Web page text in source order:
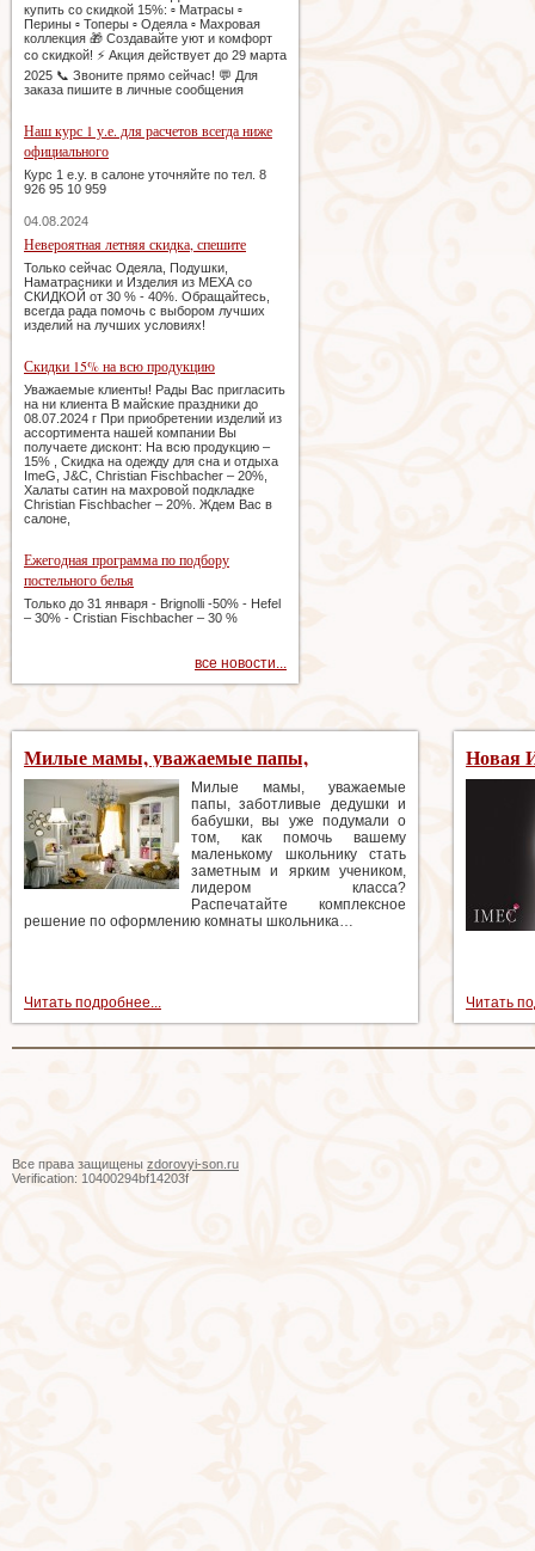
купить со скидкой 15%: ▫️ Матрасы ▫️
Перины ▫️ Топеры ▫️ Одеяла ▫️ Махровая
коллекция 🎁 Создавайте уют и комфорт
со скидкой! ⚡️ Акция действует до 29 марта
2025 📞 Звоните прямо сейчас! 💬 Для
заказа пишите в личные сообщения
Наш курс 1 у.е. для расчетов всегда ниже
официального
Курс 1 e.y. в салоне уточняйте по тел. 8
926 95 10 959
04.08.2024
Невероятная летняя скидка, спешите
Только сейчас Одеяла, Подушки,
Наматрасники и Изделия из МЕХА со
СКИДКОЙ от 30 % - 40%. Обращайтесь,
всегда рада помочь с выбором лучших
изделий на лучших условиях!
Скидки 15% на всю продукцию
Уважаемые клиенты! Рады Вас пригласить
на ни клиента В майские праздники до
08.07.2024 г При приобретении изделий из
ассортимента нашей компании Вы
получаете дисконт: На всю продукцию –
15% , Скидка на одежду для сна и отдыха
ImeG, J&C, Christian Fischbacher – 20%,
Халаты сатин на махровой подкладке
Christian Fischbacher – 20%. Ждем Вас в
салоне,
Ежегодная программа по подбору
постельного белья
Только до 31 января - Brignolli -50% - Hefel
– 30% - Cristian Fischbacher – 30 %
все новости...
Милые мамы, уважаемые папы,
заботливые дедушки и бабушки, вы уже
подумали о том, как помочь вашему
маленькому школьнику стать заметным и
ярким учеником, лидером класса?
Милые мамы, уважаемые
папы, заботливые дедушки и
бабушки, вы уже подумали о
том, как помочь вашему
маленькому школьнику стать
заметным и ярким учеником,
лидером класса?
Распечатайте комплексное
решение по оформлению комнаты школьника…
Читать подробнее...
Новая
одежды
Читать
Все права защищены zdorovyi-son.ru
Verification: 10400294bf14203f